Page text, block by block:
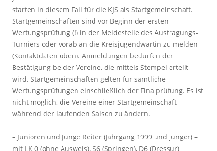
starten in diesem Fall für die KJS als Startgemeinschaft.
Startgemeinschaften sind vor Beginn der ersten
Wertungsprüfung (!) in der Meldestelle des Austragungs-
Turniers oder vorab an die Kreisjugendwartin zu melden
(Kontaktdaten oben). Anmeldungen bedürfen der
Bestätigung beider Vereine, die mittels Stempel erteilt
wird. Startgemeinschaften gelten für sämtliche
Wertungsprüfungen einschließlich der Finalprüfung. Es ist
nicht möglich, die Vereine einer Startgemeinschaft
während der laufenden Saison zu ändern.
– Junioren und Junge Reiter (Jahrgang 1999 und jünger) –
mit LK 0 (ohne Ausweis), S6 (Springen), D6 (Dressur)